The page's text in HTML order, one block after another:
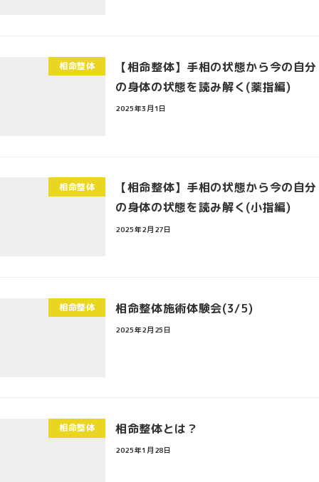
相命整体
【相命整体】手相の状態から今の自分
の身体の状態を読み解く(薬指編)
2025年3月1日
相命整体
【相命整体】手相の状態から今の自分
の身体の状態を読み解く(小指編)
2025年2月27日
相命整体 相命整体施術体験会(3/5)
2025年2月25日
相命整体 相命整体とは？
2025年1月28日